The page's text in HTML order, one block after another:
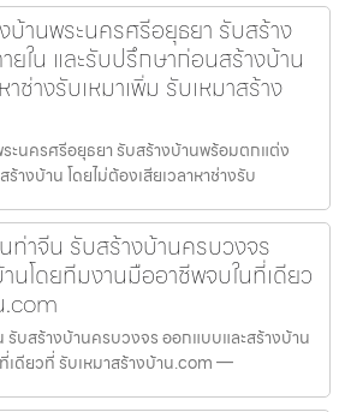
านพระนครศรีอยุธยา รับสร้าง
ใน และรับปรึกษาก่อนสร้างบ้าน
าช่างรับเหมาเพิ่ม รับเหมาสร้าง
ะนครศรีอยุธยา รับสร้างบ้านพร้อมตกแต่ง
างบ้าน โดยไม่ต้องเสียเวลาหาช่างรับ
ท่าจีน รับสร้างบ้านครบวงจร
นโดยทีมงานมืออาชีพจบในที่เดียว
.com
รับสร้างบ้านครบวงจร ออกแบบและสร้างบ้าน
เดียวที่ รับเหมาสร้างบ้าน.com —